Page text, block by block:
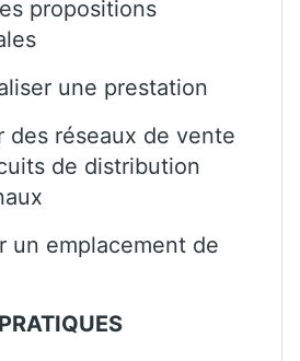
propositions
une prestation
des réseaux de vente
de distribution
un emplacement de